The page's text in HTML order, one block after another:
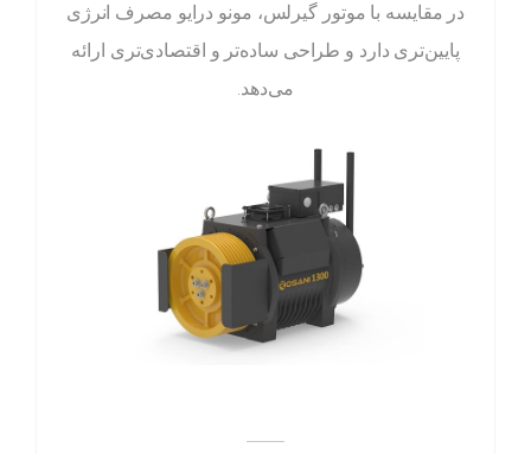
در مقایسه با موتور گیرلس، مونو درایو مصرف انرژی
پایین‌تری دارد و طراحی ساده‌تر و اقتصادی‌تری ارائه
می‌دهد.
——